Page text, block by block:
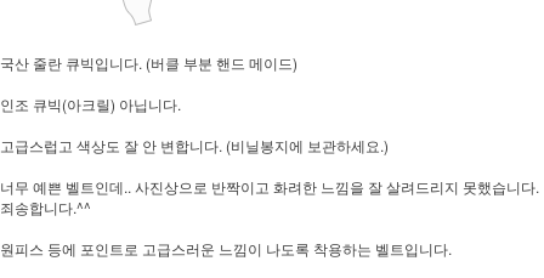
국산 줄란 큐빅입니다. (버클 부분 핸드 메이드)
인조 큐빅(아크릴) 아닙니다.
고급스럽고 색상도 잘 안 변합니다. (비닐봉지에 보관하세요.)
너무 예쁜 벨트인데.. 사진상으로 반짝이고 화려한 느낌을 잘 살려드리지 못했습니다.
죄송합니다.^^
원피스 등에 포인트로 고급스러운 느낌이 나도록 착용하는 벨트입니다.